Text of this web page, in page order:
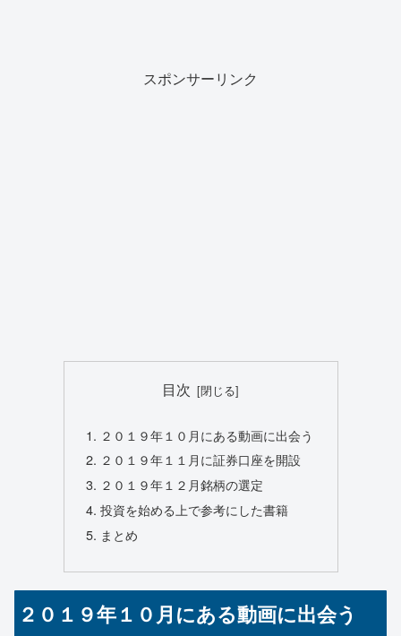
スポンサーリンク
目次
２０１９年１０月にある動画に出会う
２０１９年１１月に証券口座を開設
２０１９年１２月銘柄の選定
投資を始める上で参考にした書籍
まとめ
２０１９年１０月にある動画に出会う